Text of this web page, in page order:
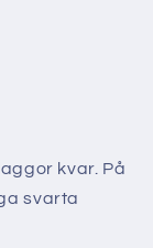
kvar. På
svarta